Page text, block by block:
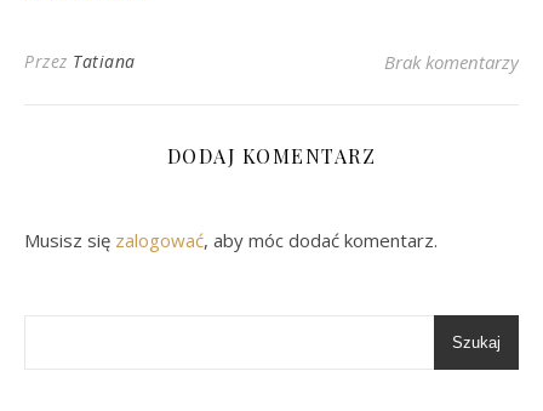
Przez Tatiana Brak komentarzy
DODAJ KOMENTARZ
Musisz się zalogować, aby móc dodać komentarz.
Szukaj